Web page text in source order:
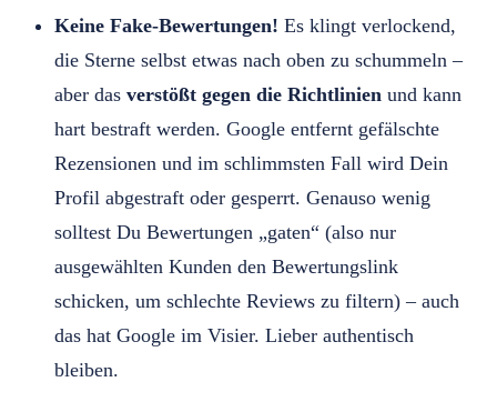
Keine Fake-Bewertungen! Es klingt verlockend,
die Sterne selbst etwas nach oben zu schummeln –
aber das verstößt gegen die Richtlinien und kann
hart bestraft werden. Google entfernt gefälschte
Rezensionen und im schlimmsten Fall wird Dein
Profil abgestraft oder gesperrt. Genauso wenig
solltest Du Bewertungen „gaten“ (also nur
ausgewählten Kunden den Bewertungslink
schicken, um schlechte Reviews zu filtern) – auch
das hat Google im Visier. Lieber authentisch
bleiben.